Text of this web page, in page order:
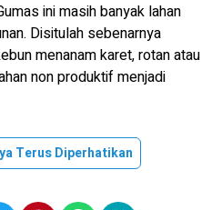
ini masih banyak lahan
Disitulah sebenarnya
menanam karet, rotan atau
non produktif menjadi
Terus Diperhatikan